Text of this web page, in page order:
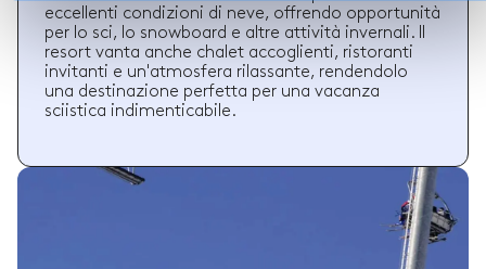
eccellenti condizioni di neve, offrendo opportunità
per lo sci, lo snowboard e altre attività invernali. Il
resort vanta anche chalet accoglienti, ristoranti
invitanti e un'atmosfera rilassante, rendendolo
una destinazione perfetta per una vacanza
sciistica indimenticabile.